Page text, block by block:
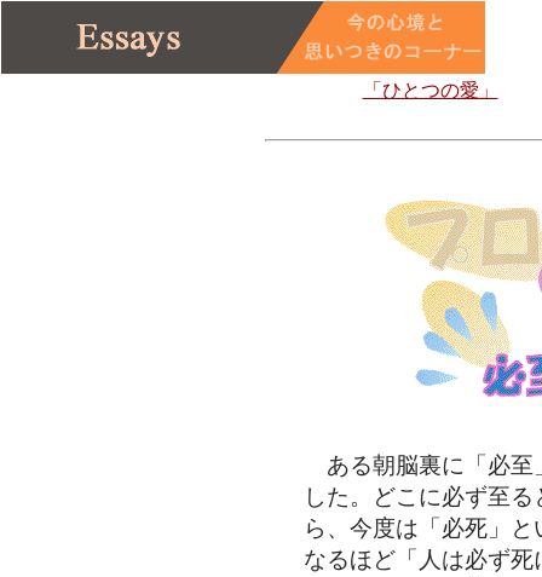
「ひとつの愛」
ある朝脳裏に「必至
した。どこに必ず至
ら、今度は「必死」
なるほど「人は必ず